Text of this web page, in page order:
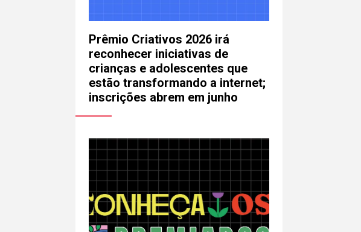
Prêmio Criativos 2026 irá
reconhecer iniciativas de
crianças e adolescentes que
estão transformando a internet;
inscrições abrem em junho